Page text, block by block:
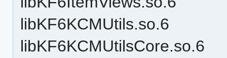
libKF6KCMUtils.so.6
libKF6KCMUtilsCore.so.6